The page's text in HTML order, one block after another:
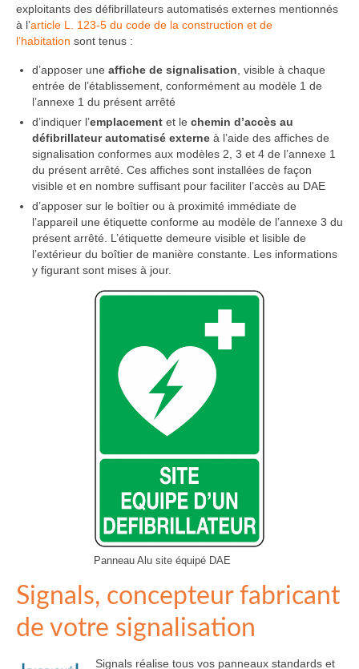
exploitants des défibrillateurs automatisés externes mentionnés
à l’article L. 123-5 du code de la construction et de
l’habitation sont tenus :
d’apposer une affiche de signalisation , visible à chaque
entrée de l’établissement, conformément au modèle 1 de
l’annexe 1 du présent arrêté
d’indiquer l’emplacement et le chemin d’accès au
défibrillateur automatisé externe à l’aide des affiches de
signalisation conformes aux modèles 2, 3 et 4 de l’annexe 1
du présent arrêté. Ces affiches sont installées de façon
visible et en nombre suffisant pour faciliter l’accès au DAE
d’apposer sur le boîtier ou à proximité immédiate de
l’appareil une étiquette conforme au modèle de l’annexe 3 du
présent arrêté. L’étiquette demeure visible et lisible de
l’extérieur du boîtier de manière constante. Les informations
y figurant sont mises à jour.
Panneau Alu site équipé DAE
Signals, concepteur fabricant
de votre signalisation
Signals réalise tous vos panneaux standards et